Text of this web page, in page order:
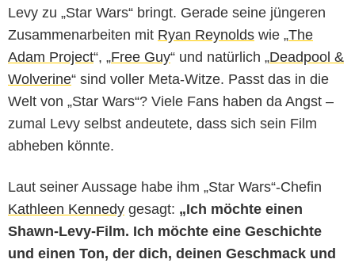
Levy zu „Star Wars“ bringt. Gerade seine jüngeren
Zusammenarbeiten mit Ryan Reynolds wie „The
Adam Project“, „Free Guy“ und natürlich „Deadpool &
Wolverine“ sind voller Meta-Witze. Passt das in die
Welt von „Star Wars“? Viele Fans haben da Angst –
zumal Levy selbst andeutete, dass sich sein Film
abheben könnte.
Laut seiner Aussage habe ihm „Star Wars“-Chefin
Kathleen Kennedy gesagt: „Ich möchte einen
Shawn-Levy-Film. Ich möchte eine Geschichte
und einen Ton, der dich, deinen Geschmack und